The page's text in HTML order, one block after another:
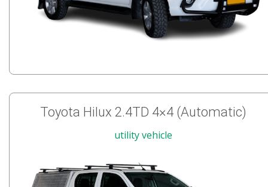
Toyota Hilux 2.4TD 4×4 (Automatic)
utility vehicle